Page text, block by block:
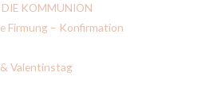
DIE KOMMUNION
Firmung – Konfirmation
Valentinstag